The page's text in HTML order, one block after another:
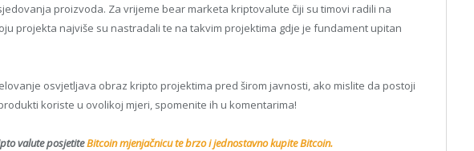
proizvoda. Za vrijeme bear marketa kriptovalute čiji su timovi radili na
projekta najviše su nastradali te na takvim projektima gdje je fundament upitan
osvjetljava obraz kripto projektima pred širom javnosti, ako mislite da postoji
koriste u ovolikoj mjeri, spomenite ih u komentarima!
valute posjetiteBitcoin mjenjačnicu te brzo i jednostavno kupite Bitcoin.